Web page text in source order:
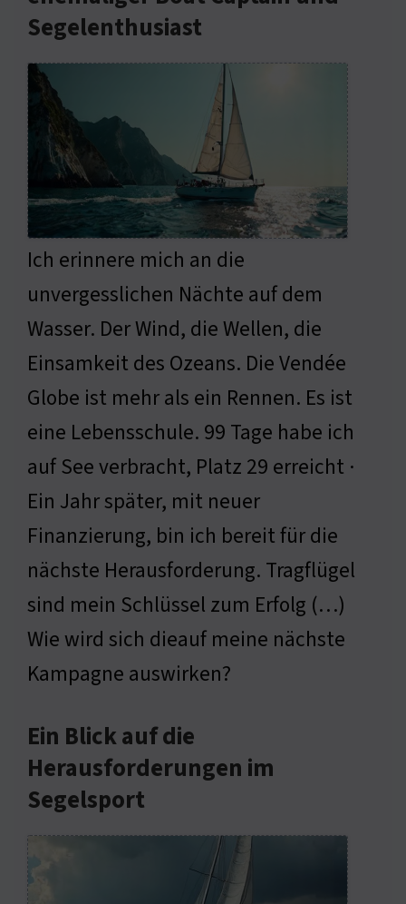
Segelenthusiast
Ich erinnere mich an die
unvergesslichen Nächte auf dem
Wasser. Der Wind, die Wellen, die
Einsamkeit des Ozeans. Die Vendée
Globe ist mehr als ein Rennen. Es ist
eine Lebensschule. 99 Tage habe ich
auf See verbracht, Platz 29 erreicht ·
Ein Jahr später, mit neuer
Finanzierung, bin ich bereit für die
nächste Herausforderung. Tragflügel
sind mein Schlüssel zum Erfolg (…)
Wie wird sich dieauf meine nächste
Kampagne auswirken?
Ein Blick auf die
Herausforderungen im
Segelsport